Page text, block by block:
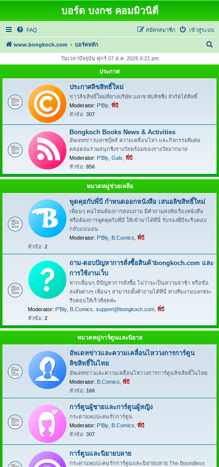
บอร์ด บงกช คอมมิวนิตี้
FAQ เข้าสู่ระบบ
สมัครสมาชิก
www.bongkoch.com บอร์ดหลัก
า
วันเวลาปัจจุบัน ศุกร์ 07 ส.ค. 2026 6:21 pm
ประกาศ
ประกาศลิขสิทธิ์ใหม่
ข่าวลิขสิทธิ์ใหม่ที่ทางบริษัท บงกช พับลิชชื่ง จำกัดได้สิทธิ์
Moderator: P'Bly พี่บี
หัวข้อ: 307
Bongkoch Books News & Activities
อัพเดทข่าวบงกชบุ๊คส์ ความเคลื่อนไหว และกิจกรรมพิเศษ
ตลอดจนร่วมสนุกชิงรางวัลพร้อมของรางวัลมากมาย
Moderator: P'Bly Gals พี่บี
หัวข้อ: 856
หมวดหมู่ช่วยเหลือ
พูดคุยกับพี่บี กำหนดออกหนังสือ เสนอลิขสิทธิ์ใหม่
เพื่อนๆ คนไหนต้องการสอบถาม มีคำถามสงสัยเรื่องหนังสือ
หรือต้องการพูดคุยกับพี่บี ให้เข้ามาได้ที่นี่ รับรองพี่บีจะรีบตอบ
กลับแน่นอน
Moderator: P'Bly B.Comics พี่บี
หัวข้อ: 2
ถาม-ตอบปัญหาการสั่งซื้อสินค้าbongkoch.com และ
การใช้งานเว็บ
หากเพื่อนๆ มีปัญหาการสั่งซื้อ ไม่ว่าจะเป็นความล่าช้า หรือข้อ
สงสัยต่างๆ เพื่อนๆ สามารถตั้งคำถามได้ที่นี่ ทางทีมงานบงกชจะ
รีบตอบให้เร็วที่สุดค่ะ
Moderator: P'Bly B.Comics support@bongkoch.com พี่บี
หัวข้อ: 2
หมวดหมู่การ์ตูนและนิยาย
อัพเดทข่าวและความเคลื่อนไหววงการการ์ตูน
ลิขสิทธิ์ในไทย
อัพเดทข่าวและความเคลื่อนไหววงการการ์ตูนลิขสิทธิ์ในไทย
Moderator: B.Comics พี่บี
หัวข้อ: 166
การ์ตูนผู้ชายและการ์ตูนผู้หญิง
กระดานพบปะคนรักการ์ตูน
Moderator: P'Bly B.Comics พี่บี
หัวข้อ: 307
การ์ตูนและนิยายบลาย
กระดานพบปะคนรักการ์ตูนและนิยายบลาย The Boundless